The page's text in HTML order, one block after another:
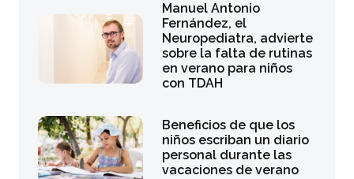
Manuel Antonio
Fernández, el
Neuropediatra, advierte
sobre la falta de rutinas
en verano para niños
con TDAH
Beneficios de que los
niños escriban un diario
personal durante las
vacaciones de verano